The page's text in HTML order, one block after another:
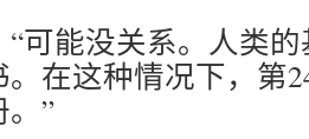
可能没关系。人类
在这种情况下，第
”